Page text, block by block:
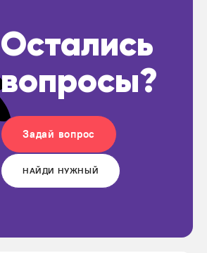
Остались
вопросы?
Задай вопрос
НАЙДИ НУЖНЫЙ